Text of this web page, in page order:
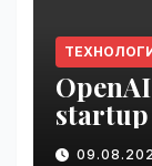
startup